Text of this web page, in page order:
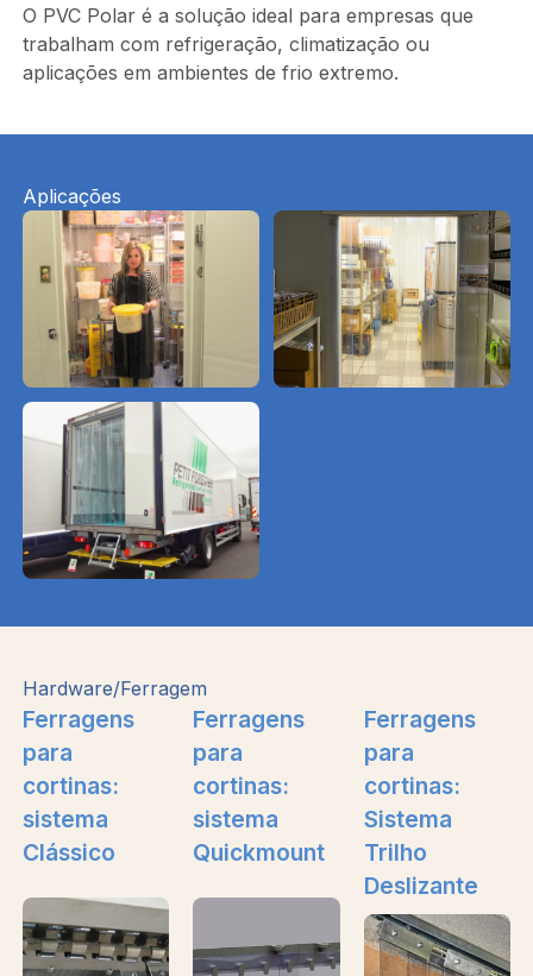
O PVC Polar é a solução ideal para empresas que
trabalham com refrigeração, climatização ou
aplicações em ambientes de frio extremo.
Aplicações
Hardware/Ferragem
Ferragens
para
cortinas:
sistema
Clássico
Ferragens
para
cortinas:
sistema
Quickmount
Ferragens
para
cortinas:
Sistema
Trilho
Deslizante